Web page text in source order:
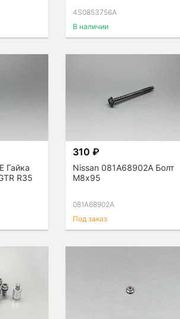
4S0853756A
В наличии
Гайка
R35
310 ₽
Nissan 081A68902A Болт
М8х95
081A68902A
Под заказ